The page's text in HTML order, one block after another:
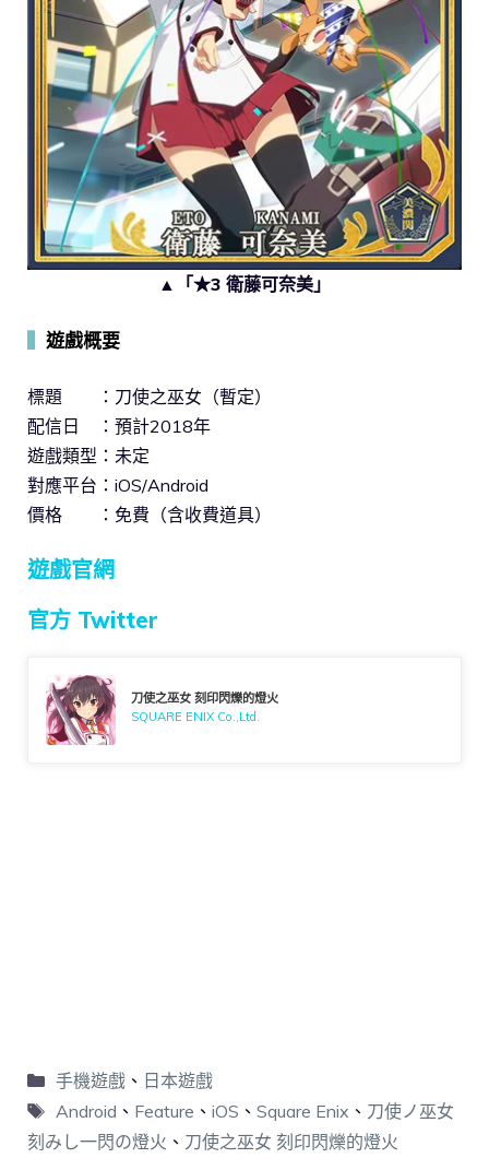
▲「★3 衛藤可奈美」
遊戲概要
標題 ：刀使之巫女（暫定）
配信日 ：預計2018年
遊戲類型：未定
對應平台：iOS/Android
價格 ：免費（含收費道具）
遊戲官網
官方 Twitter
刀使之巫女 刻印閃爍的燈火
SQUARE ENIX Co.,Ltd.
手機遊戲、 日本遊戲
Android 、 Feature 、 iOS 、 Square Enix 、 刀使ノ巫女
刻みし一閃の燈火 、 刀使之巫女 刻印閃爍的燈火